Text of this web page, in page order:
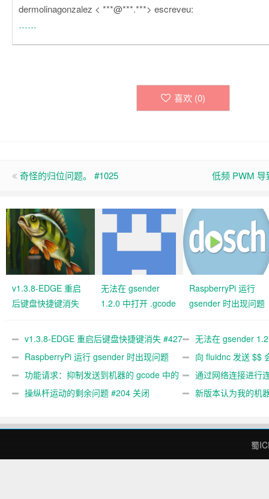
dermolinagonzalez < ***@***.***> escreveu:
……
喜欢 (0)
奇怪的归位问题。 #1025 低频 PWM 导
v1.3.8-EDGE 重启
后键盘快捷键消失
无法在 gsender
1.2.0 中打开 .gcode
RaspberryPi 运行
gsender 时出现问题
v1.3.8-EDGE 重启后键盘快捷键消失 #427
关闭
无法在 gsender
#367
RaspberryPi 运行 gsender 时出现问题
#89
向 fluidnc 发送 $$
#473
功能请求：抑制发送到机器的 gcode 中的
gcode 注释。 #444 关闭
通过网络连接进行
操纵杆运动的剩余问题 #204 关闭
新版本认为我的机
蜀